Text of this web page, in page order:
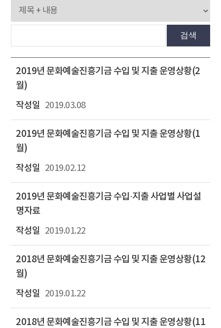
검색
2019년 문화예술진흥기금 수입 및 지출 운영상황(2
월)
2019.03.08
2019년 문화예술진흥기금 수입 및 지출 운영상황(1
월)
2019.02.12
2019년 문화예술진흥기금 수입·지출 사업별 사업설
명자료
2019.01.22
2018년 문화예술진흥기금 수입 및 지출 운영상황(12
월)
2019.01.22
2018년 문화예술진흥기금 수입 및 지출 운영상황(11